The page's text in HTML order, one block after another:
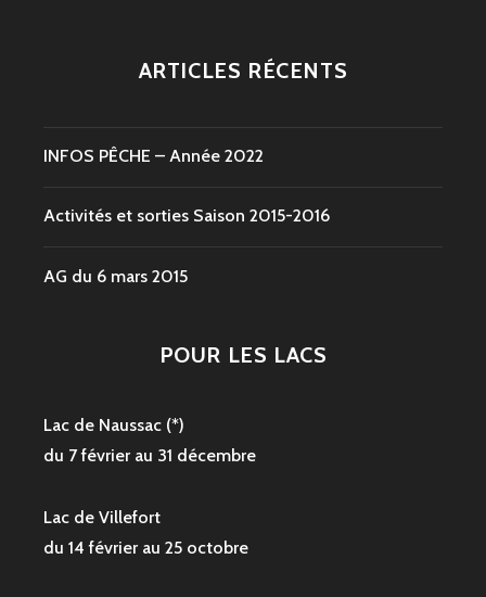
ARTICLES RÉCENTS
INFOS PÊCHE – Année 2022
Activités et sorties Saison 2015-2016
AG du 6 mars 2015
POUR LES LACS
Lac de Naussac (*)
du 7 février au 31 décembre
Lac de Villefort
du 14 février au 25 octobre